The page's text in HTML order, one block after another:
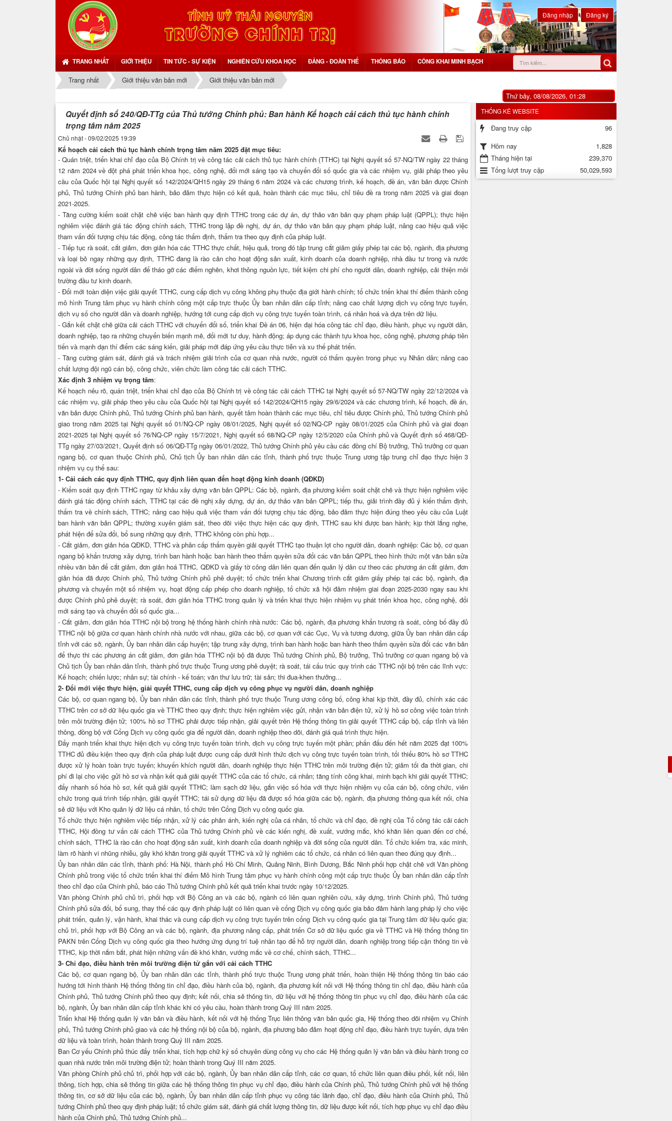
Đăng nhập Đăng ký
TRANG NHẤT GIỚI THIỆU TIN TỨC - SỰ KIỆN NGHIÊN CỨU KHOA HỌC ĐẢNG - ĐOÀN THỂ THÔNG BÁO CÔNG KHAI MINH BẠCH
Trang nhất Giới thiệu văn bản mới
Giới thiệu văn bản mới
Thứ bảy, 08/08/2026, 01:28
Quyết định số 240/QĐ-TTg của Thủ tướng Chính phủ: Ban hành Kế hoạch cải cách thủ tục hành chính
trọng tâm năm 2025
Chủ nhật - 09/02/2025 19:39
Kế hoạch cải cách thủ tục hành chính trọng tâm năm 2025 đặt mục tiêu:
- Quán triệt, triển khai chỉ đạo của Bộ Chính trị về công tác cải cách thủ tục hành chính (TTHC) tại Nghị quyết số 57-NQ/TW ngày 22 tháng
12 năm 2024 về đột phá phát triển khoa học, công nghệ, đổi mới sáng tạo và chuyển đổi số quốc gia và các nhiệm vụ, giải pháp theo yêu
cầu của Quốc hội tại Nghị quyết số 142/2024/QH15 ngày 29 tháng 6 năm 2024 và các chương trình, kế hoạch, đề án, văn bản được Chính
phủ, Thủ tướng Chính phủ ban hành, bảo đảm thực hiện có kết quả, hoàn thành các mục tiêu, chỉ tiêu đề ra trong năm 2025 và giai đoạn
2021-2025.
- Tăng cường kiểm soát chặt chẽ việc ban hành quy định TTHC trong các dự án, dự thảo văn bản quy phạm pháp luật (QPPL); thực hiện
nghiêm việc đánh giá tác động chính sách, TTHC trong lập đề nghị, dự án, dự thảo văn bản quy phạm pháp luật, nâng cao hiệu quả việc
tham vấn đối tượng chịu tác động, công tác thẩm định, thẩm tra theo quy định của pháp luật.
- Tiếp tục rà soát, cắt giảm, đơn giản hóa các TTHC thực chất, hiệu quả, trong đó tập trung cắt giảm giấy phép tại các bộ, ngành, địa phương
và loại bỏ ngay những quy định, TTHC đang là rào cản cho hoạt động sản xuất, kinh doanh của doanh nghiệp, nhà đầu tư trong và nước
ngoài và đời sống người dân để tháo gỡ các điểm nghẽn, khơi thông nguồn lực, tiết kiệm chi phí cho người dân, doanh nghiệp, cải thiện môi
trường đầu tư kinh doanh.
- Đổi mới toàn diện việc giải quyết TTHC, cung cấp dịch vụ công không phụ thuộc địa giới hành chính; tổ chức triển khai thí điểm thành công
mô hình Trung tâm phục vụ hành chính công một cấp trực thuộc Ủy ban nhân dân cấp tỉnh; nâng cao chất lượng dịch vụ công trực tuyến,
dịch vụ số cho người dân và doanh nghiệp, hướng tới cung cấp dịch vụ công trực tuyến toàn trình, cá nhân hoá và dựa trên dữ liệu.
- Gắn kết chặt chẽ giữa cải cách TTHC với chuyển đổi số, triển khai Đề án 06, hiện đại hóa công tác chỉ đạo, điều hành, phục vụ người dân,
doanh nghiệp, tạo ra những chuyển biến mạnh mẽ, đổi mới tư duy, hành động; áp dụng các thành tựu khoa học, công nghệ, phương pháp tiên
tiến và mạnh dạn thí điểm các sáng kiến, giải pháp mới đáp ứng yêu cầu thực tiễn và xu thế phát triển.
- Tăng cường giám sát, đánh giá và trách nhiệm giải trình của cơ quan nhà nước, người có thẩm quyền trong phục vụ Nhân dân; nâng cao
chất lượng đội ngũ cán bộ, công chức, viên chức làm công tác cải cách TTHC.
Xác định 3 nhiệm vụ trọng tâm:
Kế hoạch nêu rõ, quán triệt, triển khai chỉ đạo của Bộ Chính trị về công tác cải cách TTHC tại Nghị quyết số 57-NQ/TW ngày 22/12/2024 và
các nhiệm vụ, giải pháp theo yêu cầu của Quốc hội tại Nghị quyết số 142/2024/QH15 ngày 29/6/2024 và các chương trình, kế hoạch, đề án,
văn bản được Chính phủ, Thủ tướng Chính phủ ban hành, quyết tâm hoàn thành các mục tiêu, chỉ tiêu được Chính phủ, Thủ tướng Chính phủ
giao trong năm 2025 tại Nghị quyết số 01/NQ-CP ngày 08/01/2025, Nghị quyết số 02/NQ-CP ngày 08/01/2025 của Chính phủ và giai đoạn
2021-2025 tại Nghị quyết số 76/NQ-CP ngày 15/7/2021, Nghị quyết số 68/NQ-CP ngày 12/5/2020 của Chính phủ và Quyết định số 468/QĐ-
TTg ngày 27/03/2021, Quyết định số 06/QĐ-TTg ngày 06/01/2022, Thủ tướng Chính phủ yêu cầu các đồng chí Bộ trưởng, Thủ trưởng cơ quan
ngang bộ, cơ quan thuộc Chính phủ, Chủ tịch Ủy ban nhân dân các tỉnh, thành phố trực thuộc Trung ương tập trung chỉ đạo thực hiện 3
nhiệm vụ cụ thể sau:
1- Cải cách các quy định TTHC, quy định liên quan đến hoạt động kinh doanh (QĐKD)
- Kiểm soát quy định TTHC ngay từ khâu xây dựng văn bản QPPL: Các bộ, ngành, địa phương kiểm soát chặt chẽ và thực hiện nghiêm việc
đánh giá tác động chính sách, TTHC tại các đề nghị xây dựng, dự án, dự thảo văn bản QPPL; tiếp thu, giải trình đầy đủ ý kiến thẩm định,
thẩm tra về chính sách, TTHC; nâng cao hiệu quả việc tham vấn đối tượng chịu tác động, bảo đảm thực hiện đúng theo yêu cầu của Luật
ban hành văn bản QPPL; thường xuyên giám sát, theo dõi việc thực hiện các quy định, TTHC sau khi được ban hành; kịp thời lắng nghe,
phát hiện để sửa đổi, bổ sung những quy định, TTHC không còn phù hợp...
- Cắt giảm, đơn giản hóa QĐKD, TTHC và phân cấp thẩm quyền giải quyết TTHC tạo thuận lợi cho người dân, doanh nghiệp: Các bộ, cơ quan
ngang bộ khẩn trương xây dựng, trình ban hành hoặc ban hành theo thẩm quyền sửa đổi các văn bản QPPL theo hình thức một văn bản sửa
nhiều văn bản để cắt giảm, đơn giản hoá TTHC, QĐKD và giấy tờ công dân liên quan đến quản lý dân cư theo các phương án cắt giảm, đơn
giản hóa đã được Chính phủ, Thủ tướng Chính phủ phê duyệt; tổ chức triển khai Chương trình cắt giảm giấy phép tại các bộ, ngành, địa
phương và chuyển một số nhiệm vụ, hoạt động cấp phép cho doanh nghiệp, tổ chức xã hội đảm nhiệm giai đoạn 2025-2030 ngay sau khi
được Chính phủ phê duyệt; rà soát, đơn giản hóa TTHC trong quản lý và triển khai thực hiện nhiệm vụ phát triển khoa học, công nghệ, đổi
mới sáng tạo và chuyển đổi số quốc gia...
- Cắt giảm, đơn giản hóa TTHC nội bộ trong hệ thống hành chính nhà nước: Các bộ, ngành, địa phương khẩn trương rà soát, công bố đầy đủ
TTHC nội bộ giữa cơ quan hành chính nhà nước với nhau, giữa các bộ, cơ quan với các Cục, Vụ và tương đương, giữa Ủy ban nhân dân cấp
tỉnh với các sở, ngành, Ủy ban nhân dân cấp huyện; tập trung xây dựng, trình ban hành hoặc ban hành theo thẩm quyền sửa đổi các văn bản
để thực thi các phương án cắt giảm, đơn giản hóa TTHC nội bộ đã được Thủ tướng Chính phủ, Bộ trưởng, Thủ trưởng cơ quan ngang bộ và
Chủ tịch Ủy ban nhân dân tỉnh, thành phố trực thuộc Trung ương phê duyệt; rà soát, tái cấu trúc quy trình các TTHC nội bộ trên các lĩnh vực:
Kế hoạch; chiến lược; nhân sự; tài chính - kế toán; văn thư lưu trữ; tài sản; thi đua-khen thưởng...
2- Đổi mới việc thực hiện, giải quyết TTHC, cung cấp dịch vụ công phục vụ người dân, doanh nghiệp
Các bộ, cơ quan ngang bộ, Ủy ban nhân dân các tỉnh, thành phố trực thuộc Trung ương công bố, công khai kịp thời, đầy đủ, chính xác các
TTHC trên cơ sở dữ liệu quốc gia về TTHC theo quy định; thực hiện nghiêm việc gửi, nhận văn bản điện tử, xử lý hồ sơ công việc toàn trình
trên môi trường điện tử; 100% hồ sơ TTHC phải được tiếp nhận, giải quyết trên Hệ thống thông tin giải quyết TTHC cấp bộ, cấp tỉnh và liên
thông, đồng bộ với Cổng Dịch vụ công quốc gia để người dân, doanh nghiệp theo dõi, đánh giá quá trình thực hiện.
Đẩy mạnh triển khai thực hiện dịch vụ công trực tuyến toàn trình, dịch vụ công trực tuyến một phần; phấn đấu đến hết năm 2025 đạt 100%
TTHC đủ điều kiện theo quy định của pháp luật được cung cấp dưới hình thức dịch vụ công trực tuyến toàn trình, tối thiểu 80% hồ sơ TTHC
được xử lý hoàn toàn trực tuyến; khuyến khích người dân, doanh nghiệp thực hiện TTHC trên môi trường điện tử; giảm tối đa thời gian, chi
phí đi lại cho việc gửi hồ sơ và nhận kết quả giải quyết TTHC của các tổ chức, cá nhân; tăng tính công khai, minh bạch khi giải quyết TTHC;
đẩy nhanh số hóa hồ sơ, kết quả giải quyết TTHC; làm sạch dữ liệu, gắn việc số hóa với thực hiện nhiệm vụ của cán bộ, công chức, viên
chức trong quá trình tiếp nhận, giải quyết TTHC; tái sử dụng dữ liệu đã được số hóa giữa các bộ, ngành, địa phương thông qua kết nối, chia
sẻ dữ liệu với Kho quản lý dữ liệu cá nhân, tổ chức trên Cổng Dịch vụ công quốc gia.
Tổ chức thực hiện nghiêm việc tiếp nhận, xử lý các phản ánh, kiến nghị của cá nhân, tổ chức và chỉ đạo, đề nghị của Tổ công tác cải cách
TTHC, Hội đồng tư vấn cải cách TTHC của Thủ tướng Chính phủ về các kiến nghị, đề xuất, vướng mắc, khó khăn liên quan đến cơ chế,
chính sách, TTHC là rào cản cho hoạt động sản xuất, kinh doanh của doanh nghiệp và đời sống của người dân. Tổ chức kiểm tra, xác minh,
làm rõ hành vi nhũng nhiễu, gây khó khăn trong giải quyết TTHC và xử lý nghiêm các tổ chức, cá nhân có liên quan theo đúng quy định...
Ủy ban nhân dân các tỉnh, thành phố: Hà Nội, thành phố Hồ Chí Minh, Quảng Ninh, Bình Dương, Bắc Ninh phối hợp chặt chẽ với Văn phòng
Chính phủ trong việc tổ chức triển khai thí điểm Mô hình Trung tâm phục vụ hành chính công một cấp trực thuộc Ủy ban nhân dân cấp tỉnh
theo chỉ đạo của Chính phủ, báo cáo Thủ tướng Chính phủ kết quả triển khai trước ngày 10/12/2025.
Văn phòng Chính phủ chủ trì, phối hợp với Bộ Công an và các bộ, ngành có liên quan nghiên cứu, xây dựng, trình Chính phủ, Thủ tướng
Chính phủ sửa đổi, bổ sung, thay thế các quy định pháp luật có liên quan về cổng Dịch vụ công quốc gia bảo đảm hành lang pháp lý cho việc
phát triển, quản lý, vận hành, khai thác và cung cấp dịch vụ công trực tuyến trên cổng Dịch vụ công quốc gia tại Trung tâm dữ liệu quốc gia;
chủ trì, phối hợp với Bộ Công an và các bộ, ngành, địa phương nâng cấp, phát triển Cơ sở dữ liệu quốc gia về TTHC và Hệ thống thông tin
PAKN trên Cổng Dịch vụ công quốc gia theo hướng ứng dụng trí tuệ nhân tạo để hỗ trợ người dân, doanh nghiệp trong tiếp cận thông tin về
TTHC, kịp thời nắm bắt, phát hiện những vấn đề khó khăn, vướng mắc về cơ chế, chính sách, TTHC...
3- Chỉ đạo, điều hành trên môi trường điện tử gắn với cải cách TTHC
Các bộ, cơ quan ngang bộ, Ủy ban nhân dân các tỉnh, thành phố trực thuộc Trung ương phát triển, hoàn thiện Hệ thống thông tin báo cáo
hướng tới hình thành Hệ thống thông tin chỉ đạo, điều hành của bộ, ngành, địa phương kết nối với Hệ thống thông tin chỉ đạo, điều hành của
Chính phủ, Thủ tướng Chính phủ theo quy định; kết nối, chia sẻ thông tin, dữ liệu với hệ thống thông tin phục vụ chỉ đạo, điều hành của các
bộ, ngành, Ủy ban nhân dân cấp tỉnh khác khi có yêu cầu, hoàn thành trong Quý III năm 2025.
Triển khai Hệ thống quản lý văn bản và điều hành, kết nối với hệ thống Trục liên thông văn bản quốc gia, Hệ thống theo dõi nhiệm vụ Chính
phủ, Thủ tướng Chính phủ giao và các hệ thống nội bộ của bộ, ngành, địa phương bảo đảm hoạt động chỉ đạo, điều hành trực tuyến, dựa trên
dữ liệu và toàn trình, hoàn thành trong Quý III năm 2025.
Ban Cơ yếu Chính phủ thúc đẩy triển khai, tích hợp chữ ký số chuyên dùng công vụ cho các Hệ thống quản lý văn bản và điều hành trong cơ
quan nhà nước trên môi trường điện tử; hoàn thành trong Quý III năm 2025.
Văn phòng Chính phủ chủ trì, phối hợp với các bộ, ngành, Ủy ban nhân dân cấp tỉnh, các cơ quan, tổ chức liên quan điều phối, kết nối, liên
thông, tích hợp, chia sẻ thông tin giữa các hệ thống thông tin phục vụ chỉ đạo, điều hành của Chính phủ, Thủ tướng Chính phủ với hệ thống
thông tin, cơ sở dữ liệu của các bộ, ngành, Ủy ban nhân dân cấp tỉnh phục vụ công tác lãnh đạo, chỉ đạo, điều hành của Chính phủ, Thủ
tướng Chính phủ theo quy định pháp luật; tổ chức giám sát, đánh giá chất lượng thông tin, dữ liệu được kết nối, tích hợp phục vụ chỉ đạo điều
hành của Chính phủ, Thủ tướng Chính phủ...
THỐNG KÊ WEBSITE
Đang truy cập
96
Hôm nay
1,828
Tháng hiện tại
239,370
Tổng lượt truy cập
50,029,593